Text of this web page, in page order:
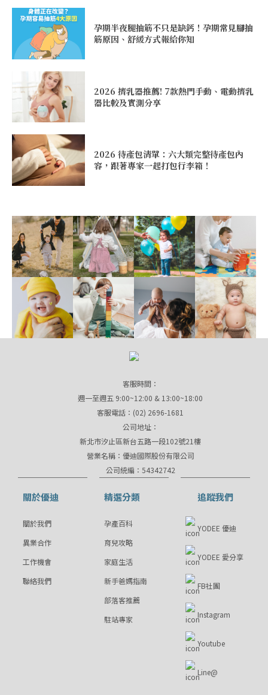
孕期半夜腿抽筋不只是缺鈣！孕期常見腳抽
筋原因、舒緩方式報給你知
2026 擠乳器推薦! 7款熱門手動、電動擠乳
器比較及實測分享
2026 待產包清單：六大類完整待產包內
容，跟著專家一起打包行李箱！
客服時間：
週一至週五 9:00~12:00 & 13:00~18:00
客服電話：(02) 2696-1681
公司地址：
新北市汐止區新台五路一段102號21樓
營業名稱：優迪國際股份有限公司
公司統編：54342742
關於優迪
關於我們
異業合作
工作機會
聯絡我們
精選分類
孕產百科
育兒攻略
家庭生活
新手爸媽指南
部落客推薦
駐站專家
追蹤我們
YODEE 優迪
YODEE 愛分享
FB社團
Instagram
Youtube
Line@